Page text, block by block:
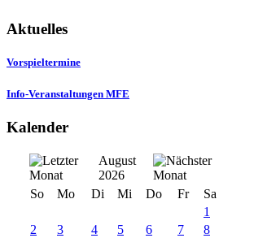
Aktuelles
Vorspieltermine
Info-Veranstaltungen MFE
Kalender
August
2026
So
Mo Di Mi Do Fr
Sa
1
2
3 4 5 6 7
8